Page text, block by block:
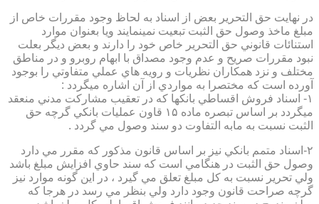
در نهايت حق التحرير بعض از اسناد به لحاظ وجود مقررات خاص از
مبلغ ماخذ وصول حق الثبت تبعيت نمينمايند ويا بعنوان موارد
استنائات قانوني حق التحرير خاص خود را دارند و بعض ديگر بعلت
نبود مقررات صريح و عدم وجود مصداق با ابهام روبرو و در مناطق
مختلف و نزد همكاران نظريات و رويه هاي عملي متفاوتي را بوجود
آورده است كه مختصرا به مواردي از آن اشاره ميگردد :
۱- اسناد فروش اقساطي بانكها كه در تعقيب مشاركت مدني منعقد
ميگردد بر اساس تبصره ماده ۱۵ قاون عمليات بانكي گرچه حق
الثبت نسبت به مابه التفاوت دو سند وصول مي گردد .
۲-اسناد متمم بانكي نيز بر اساس قانون مذكور كه مقرر مي دارد
وصول حق الثبت در هنگامي است كه سند حاوي افزايش مبلغ باشد
ولي تحرير نسبت به كل مبلغ تعلق مي گيرد ، در اين گونه موارد نيز
گرچه صراحت قانون وجود دارد ولي بنظر مي رسد در هرجا كه